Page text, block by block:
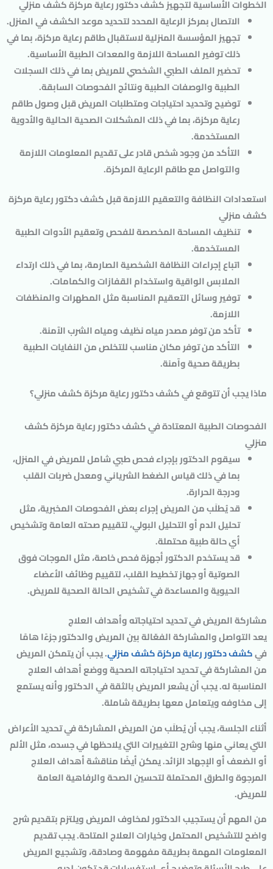
الخطوات الأساسية لتجهيز كشف دكتور رعاية مركزة كشف منزلي
الاتصال بمركز الرعاية المحدد لتحديد موعد الكشف في المنزل.
تجهيز المؤسسة المنزلية لاستقبال طاقم رعاية مركزة، بما في
ذلك توفير المساحة اللازمة والمعدات الطبية الأساسية.
تحضير الملف الطبي الشخصي للمريض بما في ذلك السجلات
الطبية والوصفات الطبية ونتائج الفحوصات السابقة.
توضيح وتحديد احتياجات ومتطلبات المريض قبل وصول طاقم
رعاية مركزة، بما في ذلك المشكلات الصحية الحالية والأدوية
المستخدمة.
التأكد من وجود شخص قادر على تقديم المعلومات اللازمة
والتواصل مع طاقم الرعاية المركزة.
استعدادات النظافة والتعقيم اللازمة قبل كشف دكتور رعاية مركزة
كشف منزلي
تنظيف المساحة المخصصة للفحص وتعقيم الأدوات الطبية
المستخدمة.
اتباع إجراءات النظافة الشخصية الصارمة، بما في ذلك ارتداء
الملابس الواقية واستخدام القفازات والكمامات.
توفير وسائل التعقيم المناسبة مثل المطهرات والمنظفات
اللازمة.
تأكد من توفر مصدر مياه نظيف ومياه الشرب الآمنة.
التأكد من توفر مكان مناسب للتخلص من النفايات الطبية
بطريقة صحية وآمنة.
ماذا يجب أن تتوقع في كشف دكتور رعاية مركزة كشف منزلي؟
الفحوصات الطبية المعتادة في كشف دكتور رعاية مركزة كشف
منزلي
سيقوم الدكتور بإجراء فحص طبي شامل للمريض في المنزل،
بما في ذلك قياس الضغط الشرياني ومعدل ضربات القلب
ودرجة الحرارة.
قد يُطلَب من المريض إجراء بعض الفحوصات المخبرية، مثل
تحليل الدم أو التحليل البولي، لتقييم صحته العامة وتشخيص
أي حالة طبية محتملة.
قد يستخدم الدكتور أجهزة فحص خاصة، مثل الموجات فوق
الصوتية أو جهاز تخطيط القلب، لتقييم وظائف الأعضاء
الحيوية والمساعدة في تشخيص الحالة الصحية للمريض.
مشاركة المريض في تحديد احتياجاته وأهداف العلاج
يعد التواصل والمشاركة الفعّالة بين المريض والدكتور جزءًا هامًا
فيكشف دكتور رعاية مركزة كشف منزلي. يجب أن يتمكن المريض
من المشاركة في تحديد احتياجاته الصحية ووضع أهداف العلاج
المناسبة له. يجب أن يشعر المريض بالثقة في الدكتور وأنه يستمع
إلى مخاوفه ويتعامل معها بطريقة شاملة.
أثناء الجلسة، يجب أن يُطلَب من المريض المشاركة في تحديد الأعراض
التي يعاني منها وشرح التغييرات التي يلاحظها في جسده، مثل الألم
أو الضعف أو الإجهاد الزائد. يمكن أيضًا مناقشة أهداف العلاج
المرجوة والطرق المحتملة لتحسين الصحة والرفاهية العامة
للمريض.
من المهم أن يستجيب الدكتور لمخاوف المريض ويلتزم بتقديم شرح
واضح للتشخيص المحتمل وخيارات العلاج المتاحة. يجب تقديم
المعلومات المهمة بطريقة مفهومة وصادقة، وتشجيع المريض